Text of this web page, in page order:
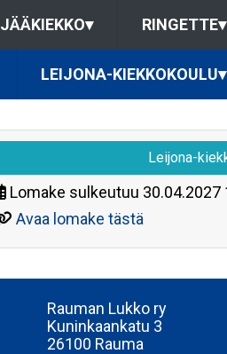
JÄÄKIEKKO▾ RINGETTE▾
LEIJONA-KIEKKOKOULU▾
Leijona-
Lomake sulkeutuu 30.04.2027
Avaa lomake tästä
Rauman Lukko ry
Kuninkaankatu 3
26100 Rauma